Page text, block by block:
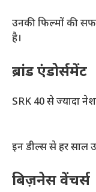
उनकी फिल्मों की
है।
ब्रांड एंडोर्समेंट
SRK 40 से ज्यादा
इन डील्स से हर साल
बिज़नेस वेंचर्स